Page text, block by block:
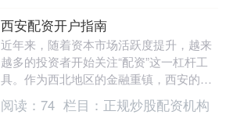
西安配资开户指南
近年来，随着资本市场活跃度提升，越来
越多的投资者开始关注“配资”这一杠杆工
具。作为西北地区的金融重镇，西安的配
资市场也日益规范。对于有意通过配资放
大资金、提高收....
阅读： 74 栏目： 正规炒股配资机构